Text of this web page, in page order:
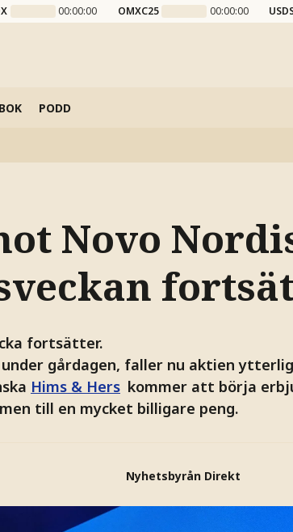
00:00:00 OMXC25 00:00:00
BOK PODD
Novo
fortsätter.
gårdagen, faller nu aktien
Hims & Hers kommer att börja
till en mycket billigare peng.
Nyhetsbyrån Direkt